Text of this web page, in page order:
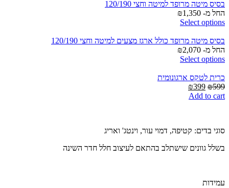
בסיס מיטה מרופד למיטה וחצי 120/190
החל מ-
₪1,350
Select options
בסיס מיטה מרופד כולל ארגז מצעים למיטה וחצי 120/190
החל מ-
₪2,070
Select options
כרית לטקס ארגונומית
₪599
Original
price
₪399
Add to cart
סוגי בדים: קטיפה, דמוי עור, וינטג' ואריג
בשלל גוונים שישתלב בהתאם לעיצוב חלל חדר השינה
עמידות